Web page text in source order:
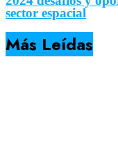
sector espacial
Más Leídas